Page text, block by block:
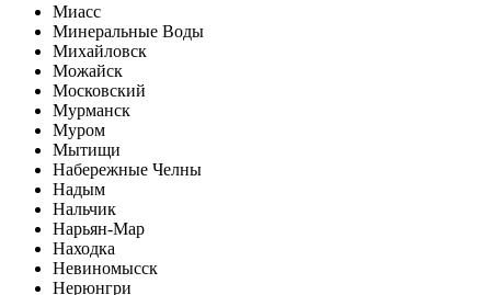
Миасс
Минеральные Воды
Михайловск
Можайск
Московский
Мурманск
Муром
Мытищи
Набережные Челны
Надым
Нальчик
Нарьян-Мар
Находка
Невиномысск
Нерюнгри